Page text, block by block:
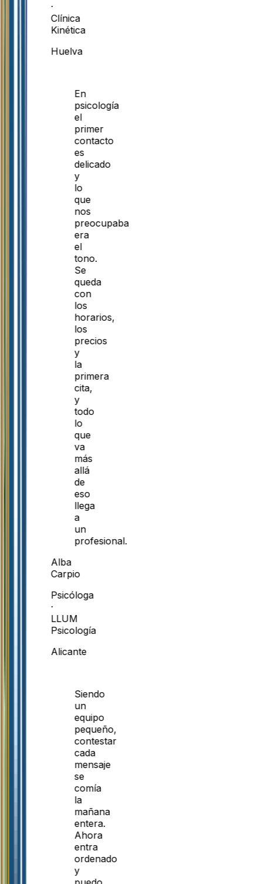
·
Clínica
Kinética
Huelva
En
psicología
el
primer
contacto
es
delicado
y
lo
que
nos
preocupaba
era
el
tono.
Se
queda
con
los
horarios,
los
precios
y
la
primera
cita,
y
todo
lo
que
va
más
allá
de
eso
llega
a
un
profesional.
Alba
Carpio
Psicóloga
·
LLUM
Psicología
Alicante
Siendo
un
equipo
pequeño,
contestar
cada
mensaje
se
comía
la
mañana
entera.
Ahora
entra
ordenado
y